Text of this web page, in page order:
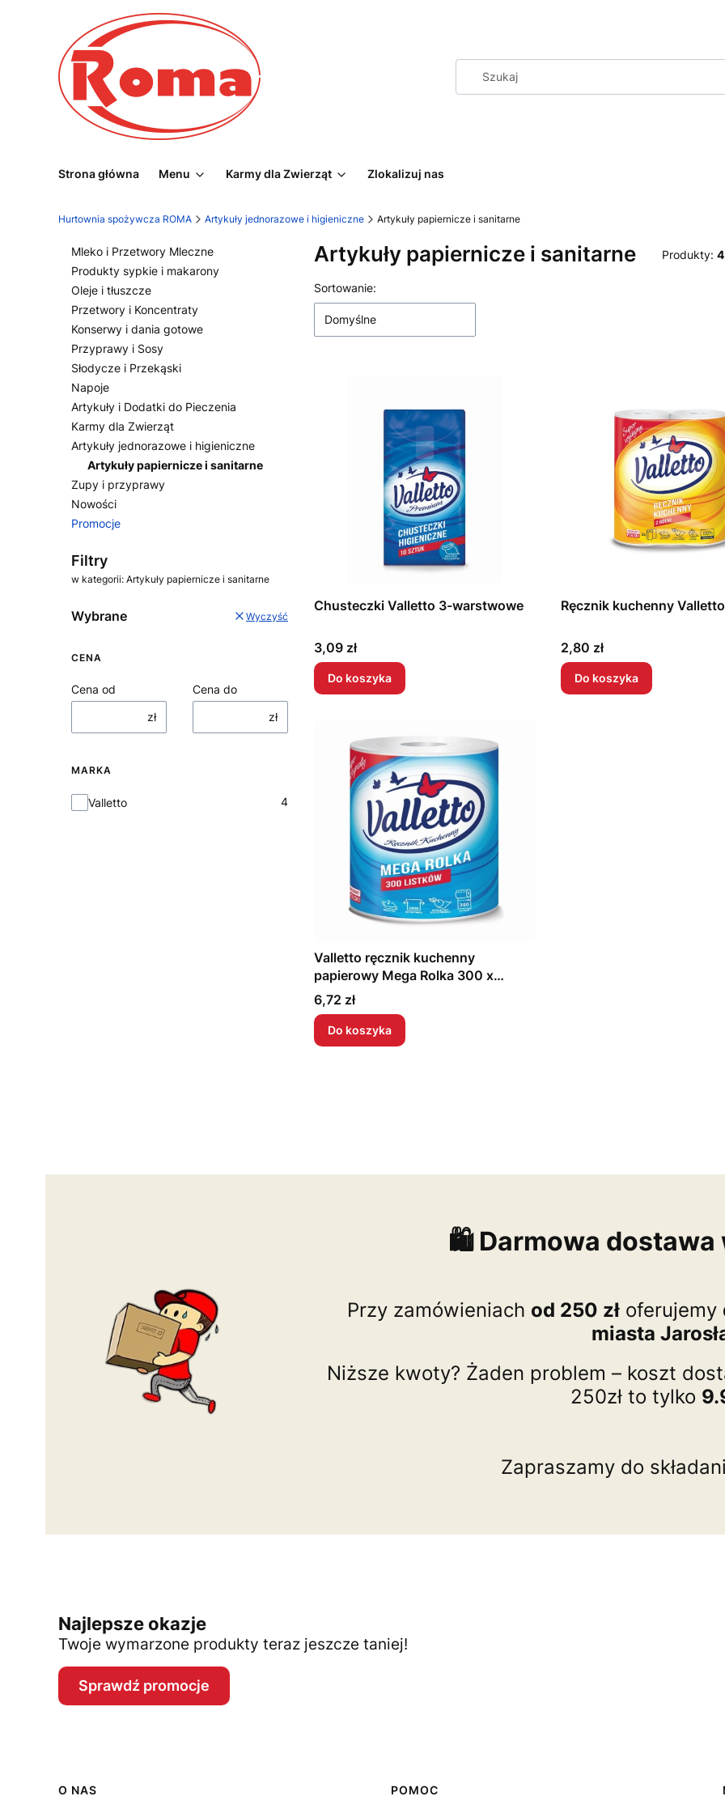
Strona główna Menu Karmy dla Zwierząt Zlokalizuj nas
Hurtownia spożywcza ROMA Artykuły jednorazowe i higieniczne Artykuły papiernicze i sanitarne
Mleko i Przetwory Mleczne
Produkty sypkie i makarony
Oleje i tłuszcze
Przetwory i Koncentraty
Konserwy i dania gotowe
Przyprawy i Sosy
Słodycze i Przekąski
Napoje
Artykuły i Dodatki do Pieczenia
Karmy dla Zwierząt
Artykuły jednorazowe i higieniczne
Artykuły papiernicze i sanitarne
Zupy i przyprawy
Nowości
Promocje
Filtry
w kategorii: Artykuły papiernicze i sanitarne
Wybrane Wyczyść
CENA
Cena od
zł
Cena do
zł
MARKA
Marka
Valletto 4
Artykuły papiernicze i sanitarne Produkty: 4
Lista produktów
Sortowanie:
Domyślne
Chusteczki Valletto 3-warstwowe
Cena
3,09 zł
Do koszyka
Ręcznik kuchenny
Cena
2,80 zł
Do koszyka
Valletto ręcznik kuchenny
papierowy Mega Rolka 300 x
listków
Cena
6,72 zł
Do koszyka
🛍️ Darmowa dostawa
Przy zamówieniach od 250 złoferujemy
miasta
Niższe kwoty? Żaden problem – koszt
250zł to tylko
Zapraszamy do
Najlepsze okazje
Twoje wymarzone produkty teraz jeszcze taniej!
Sprawdź promocje
Linki w stopce
O NAS
POMOC